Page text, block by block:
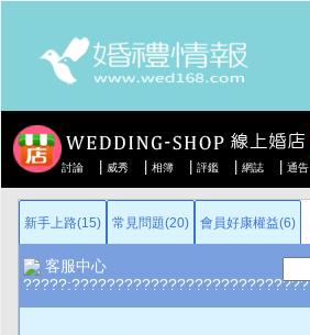
討論 威秀 相簿 評鑑 網誌 通告
新手上路(15) 常見問題(20) 會員好康權益(6)
客服中心
?????:???????????????????????????